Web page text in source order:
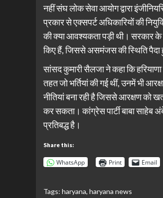
नहीं संघ लोक सेवा आयोग द्वारा
प्रकार से एक्सपर्ट अधिकारियों की
की क्या आवश्यकता पड़ी थी। सरकार
किए हैं, जिससे असमंजस की स्थिति पैदा
सांसद कुमारी सैलजा ने कहा कि
तहत जो भर्तियां की गई थीं, उनमें भी
नीतियां बना रही है जिससे आरक्षण को
कर सकता। कांग्रेस पार्टी बाबा
प्रतिबद्ध है।
Share this:
WhatsApp Print Email
Tags: haryana, haryana news